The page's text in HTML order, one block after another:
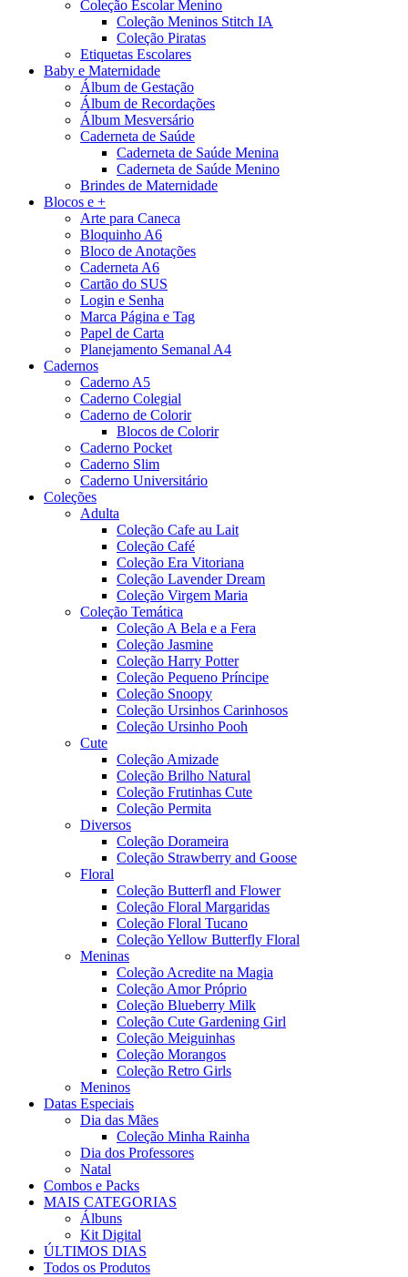
Coleção Escolar Menino
Coleção Meninos Stitch IA
Coleção Piratas
Etiquetas Escolares
Baby e Maternidade
Álbum de Gestação
Álbum de Recordações
Álbum Mesversário
Caderneta de Saúde
Caderneta de Saúde Menina
Caderneta de Saúde Menino
Brindes de Maternidade
Blocos e +
Arte para Caneca
Bloquinho A6
Bloco de Anotações
Caderneta A6
Cartão do SUS
Login e Senha
Marca Página e Tag
Papel de Carta
Planejamento Semanal A4
Cadernos
Caderno A5
Caderno Colegial
Caderno de Colorir
Blocos de Colorir
Caderno Pocket
Caderno Slim
Caderno Universitário
Coleções
Adulta
Coleção Cafe au Lait
Coleção Café
Coleção Era Vitoriana
Coleção Lavender Dream
Coleção Virgem Maria
Coleção Temática
Coleção A Bela e a Fera
Coleção Jasmine
Coleção Harry Potter
Coleção Pequeno Príncipe
Coleção Snoopy
Coleção Ursinhos Carinhosos
Coleção Ursinho Pooh
Cute
Coleção Amizade
Coleção Brilho Natural
Coleção Frutinhas Cute
Coleção Permita
Diversos
Coleção Dorameira
Coleção Strawberry and Goose
Floral
Coleção Butterfl and Flower
Coleção Floral Margaridas
Coleção Floral Tucano
Coleção Yellow Butterfly Floral
Meninas
Coleção Acredite na Magia
Coleção Amor Próprio
Coleção Blueberry Milk
Coleção Cute Gardening Girl
Coleção Meiguinhas
Coleção Morangos
Coleção Retro Girls
Meninos
Datas Especiais
Dia das Mães
Coleção Minha Rainha
Dia dos Professores
Natal
Combos e Packs
MAIS CATEGORIAS
Álbuns
Kit Digital
ÚLTIMOS DIAS
Todos os Produtos